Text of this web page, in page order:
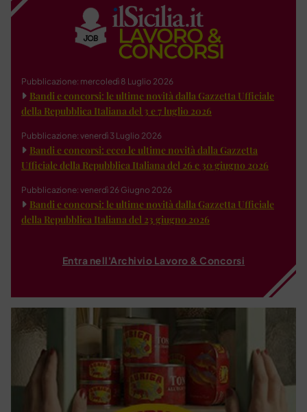
Pubblicazione: mercoledì 8 Luglio 2026
Bandi e concorsi: le ultime novità dalla Gazzetta Ufficiale
della Repubblica Italiana del 3 e 7 luglio 2026
Pubblicazione: venerdì 3 Luglio 2026
Bandi e concorsi: ecco le ultime novità dalla Gazzetta
Ufficiale della Repubblica Italiana del 26 e 30 giugno 2026
Pubblicazione: venerdì 26 Giugno 2026
Bandi e concorsi: le ultime novità dalla Gazzetta Ufficiale
della Repubblica Italiana del 23 giugno 2026
Entra nell'Archivio Lavoro & Concorsi